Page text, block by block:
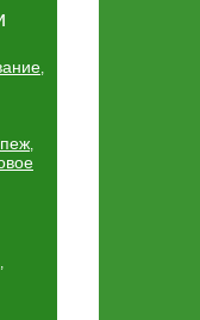
,
,
,